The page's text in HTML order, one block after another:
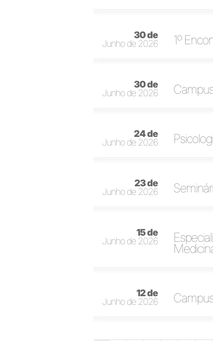
30 de
Junho de 2026
1º
30 de
Junho de 2026
24 de
Junho de 2026
23 de
Junho de 2026
15 de
Junho de 2026
12 de
Junho de 2026